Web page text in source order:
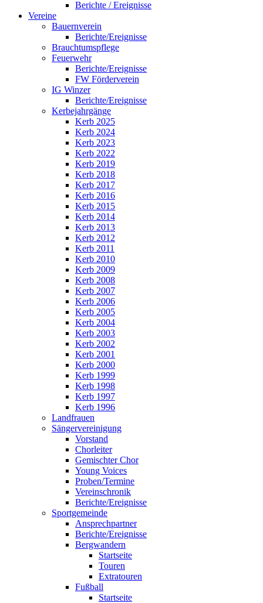
Berichte / Ereignisse
Vereine
Bauernverein
Berichte/Ereignisse
Brauchtumspflege
Feuerwehr
Berichte/Ereignisse
FW Förderverein
IG Winzer
Berichte/Ereignisse
Kerbejahrgänge
Kerb 2025
Kerb 2024
Kerb 2023
Kerb 2022
Kerb 2019
Kerb 2018
Kerb 2017
Kerb 2016
Kerb 2015
Kerb 2014
Kerb 2013
Kerb 2012
Kerb 2011
Kerb 2010
Kerb 2009
Kerb 2008
Kerb 2007
Kerb 2006
Kerb 2005
Kerb 2004
Kerb 2003
Kerb 2002
Kerb 2001
Kerb 2000
Kerb 1999
Kerb 1998
Kerb 1997
Kerb 1996
Landfrauen
Sängervereinigung
Vorstand
Chorleiter
Gemischter Chor
Young Voices
Proben/Termine
Vereinschronik
Berichte/Ereignisse
Sportgemeinde
Ansprechpartner
Berichte/Ereignisse
Bergwandern
Startseite
Touren
Extratouren
Fußball
Startseite